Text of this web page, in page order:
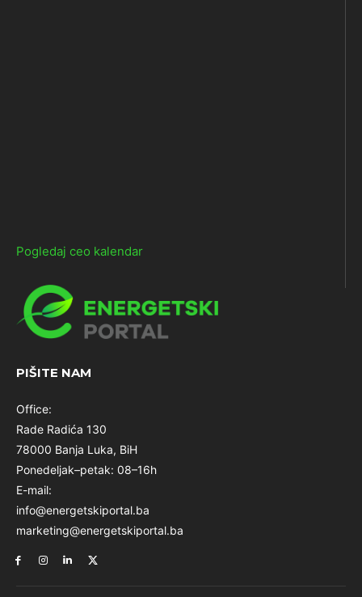
Pogledaj ceo kalendar
PIŠITE NAM
Office:
Rade Radića 130
78000 Banja Luka, BiH
Ponedeljak–petak: 08–16h
E-mail:
info@energetskiportal.ba
marketing@energetskiportal.ba